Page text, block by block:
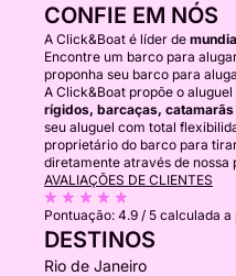
CONFIE EM NÓS
A Click&Boat é líder de
Encontre um barco para
proponha seu barco para
A Click&Boat propõe o aluguel
rígidos, barcaças, catamarãs
seu aluguel com total
proprietário do barco para
diretamente através de nossa
AVALIAÇÕES DE CLIENTES
Pontuação: 4.9 / 5 calculada a
DESTINOS
Rio de Janeiro